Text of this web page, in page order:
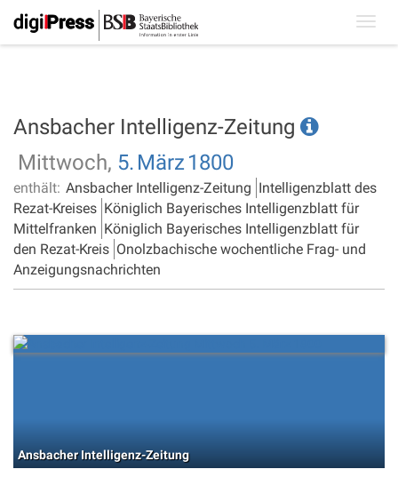
Ansbacher Intelligenz-Zeitung
Mittwoch, 5. März 1800
enthält: Ansbacher Intelligenz-Zeitung Intelligenzblatt des
Rezat-Kreises Königlich Bayerisches Intelligenzblatt für
Mittelfranken Königlich Bayerisches Intelligenzblatt für
den Rezat-Kreis Onolzbachische wochentliche Frag- und
Anzeigungsnachrichten
Ansbacher Intelligenz-Zeitung